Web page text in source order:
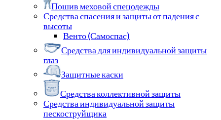
Пошив меховой спецодежды
Средства спасения и защиты от падения с
высоты
Венто (Самоспас)
Средства для индивидуальной защиты
глаз
Защитные каски
Средства коллективной защиты
Средства индивидуальной защиты
пескоструйщика